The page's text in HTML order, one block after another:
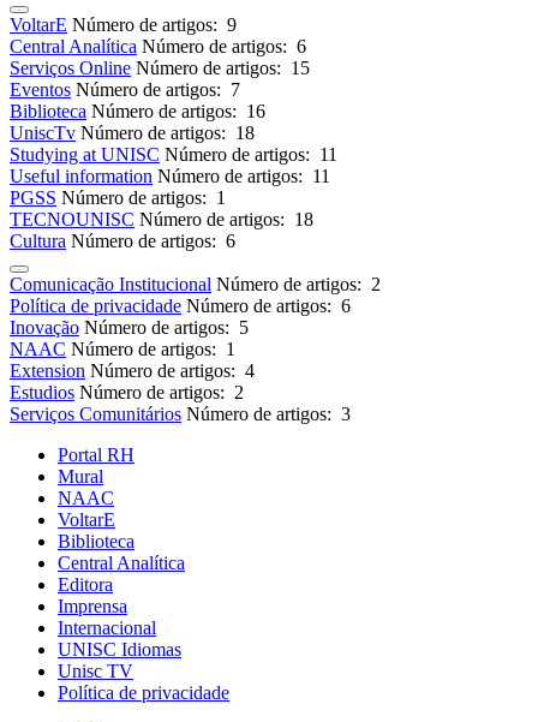
VoltarE Número de artigos: 9
Central Analítica Número de artigos: 6
Serviços Online Número de artigos: 15
Eventos Número de artigos: 7
Biblioteca Número de artigos: 16
UniscTv Número de artigos: 18
Studying at UNISC Número de artigos: 11
Useful information Número de artigos: 11
PGSS Número de artigos: 1
TECNOUNISC Número de artigos: 18
Cultura Número de artigos: 6
Comunicação Institucional Número de artigos: 2
Política de privacidade Número de artigos: 6
Inovação Número de artigos: 5
NAAC Número de artigos: 1
Extension Número de artigos: 4
Estudios Número de artigos: 2
Serviços Comunitários Número de artigos: 3
Portal RH
Mural
NAAC
VoltarE
Biblioteca
Central Analítica
Editora
Imprensa
Internacional
UNISC Idiomas
Unisc TV
Política de privacidade